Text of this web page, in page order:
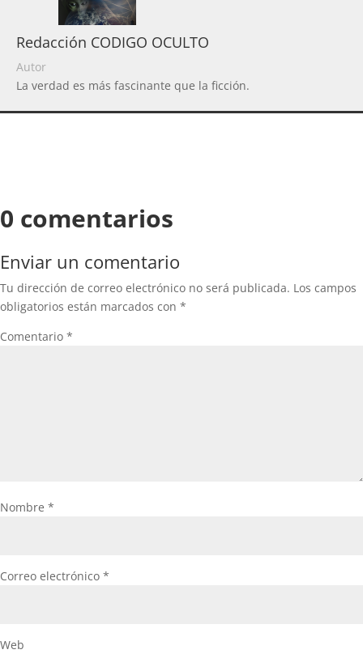
Redacción CODIGO OCULTO
Autor
La verdad es más fascinante que la ficción.
0 comentarios
Enviar un comentario
Tu dirección de correo electrónico no será publicada. Los campos
obligatorios están marcados con *
Comentario *
Nombre *
Correo electrónico *
Web